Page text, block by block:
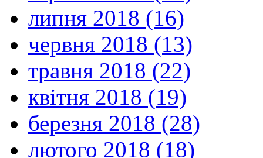
липня 2018 (16)
червня 2018 (13)
травня 2018 (22)
квітня 2018 (19)
березня 2018 (28)
лютого 2018 (18)